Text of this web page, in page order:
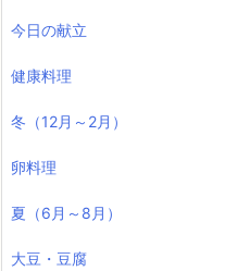
今日の献立
健康料理
冬（12月～2月）
卵料理
夏（6月～8月）
大豆・豆腐